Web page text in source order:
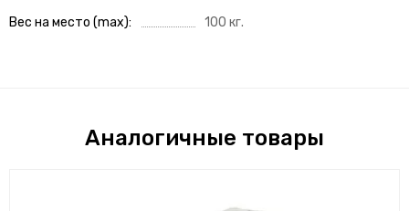
Вес на место (max) 100 кг.
Аналогичные товары